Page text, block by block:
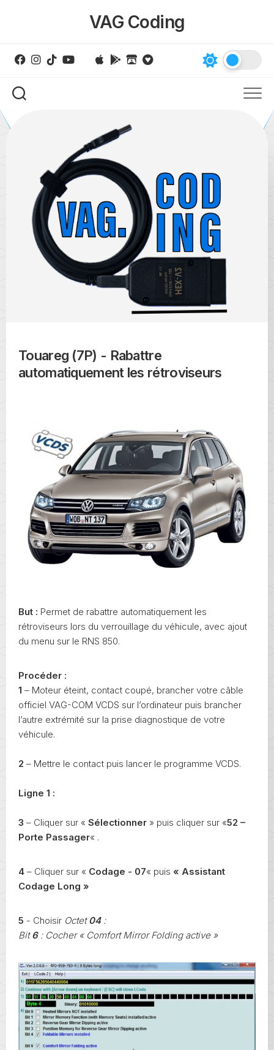
VAG Coding
Touareg (7P) - Rabattre
automatiquement les rétroviseurs
But : Permet de rabattre automatiquement les
rétroviseurs lors du verrouillage du véhicule, avec ajout
du menu sur le RNS 850.
Procéder :
1 – Moteur éteint, contact coupé, brancher votre câble
officiel VAG-COM VCDS sur l’ordinateur puis brancher
l’autre extrémité sur la prise diagnostique de votre
véhicule.
2 – Mettre le contact puis lancer le programme VCDS.
Ligne 1 :
3 – Cliquer sur « Sélectionner » puis cliquer sur «52 –
Porte Passager« .
4 – Cliquer sur « Codage - 07« puis « Assistant
Codage Long »
5 - Choisir Octet04:
Bit6: Cocher « Comfort Mirror Folding active »